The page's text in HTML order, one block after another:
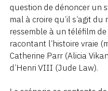
question de dénoncer un
mal à croire qu’il s’agit
ressemble à un téléfilm
racontant l’histoire vraie
Catherine Parr (Alicia
d’Henri VIII (Jude Law).